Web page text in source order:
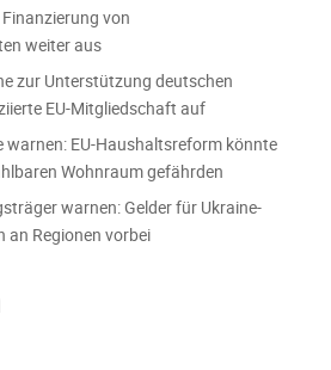
von
weiter aus
zur Unterstützung deutschen
EU-Mitgliedschaft auf
warnen: EU-Haushaltsreform könnte
Wohnraum gefährden
warnen: Gelder für Ukraine-
an Regionen vorbei